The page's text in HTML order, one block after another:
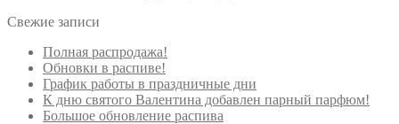
Свежие записи
Полная распродажа!
Обновки в распиве!
График работы в праздничные дни
К дню святого Валентина добавлен парный парфюм!
Большое обновление распива